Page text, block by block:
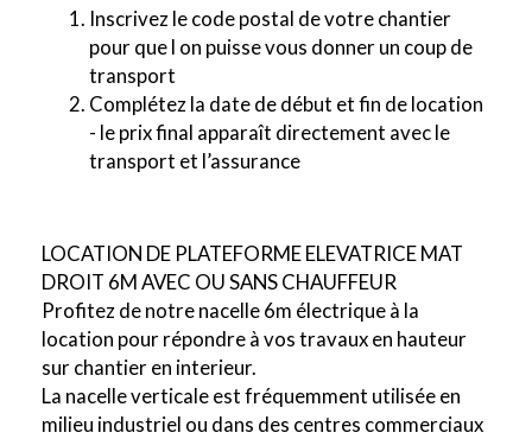
Inscrivez le code postal de votre chantier
pour que l on puisse vous donner un coup de
transport
Complétez la date de début et fin de location
- le prix final apparaît directement avec le
transport et l’assurance
LOCATION DE PLATEFORME ELEVATRICE MAT
DROIT 6M AVEC OU SANS CHAUFFEUR
Profitez de notre nacelle 6m électrique à la
location pour répondre à vos travaux en hauteur
sur chantier en interieur.
La nacelle verticale est fréquemment utilisée en
milieu industriel ou dans des centres commerciaux